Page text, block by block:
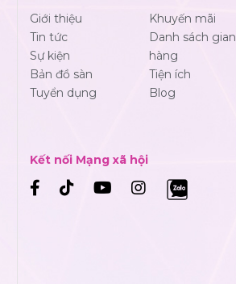
Giới thiệu
Tin tức
Sự kiện
Bản đồ sàn
Tuyển dụng
Khuyến mãi
Danh sách gian
hàng
Tiện ích
Blog
Kết nối Mạng xã hội